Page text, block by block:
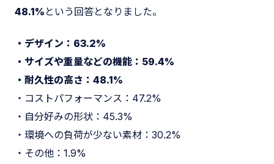
48.1% という回答となりました。
・デザイン：63.2%
・サイズや重量などの機能：59.4%
・耐久性の高さ：48.1%
・コストパフォーマンス：47.2%
・自分好みの形状：45.3%
・環境への負荷が少ない素材：30.2%
・その他：1.9%